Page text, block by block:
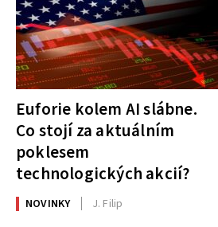
Euforie kolem AI slábne.
Co stojí za aktuálním
poklesem
technologických akcií?
NOVINKY J. Filip